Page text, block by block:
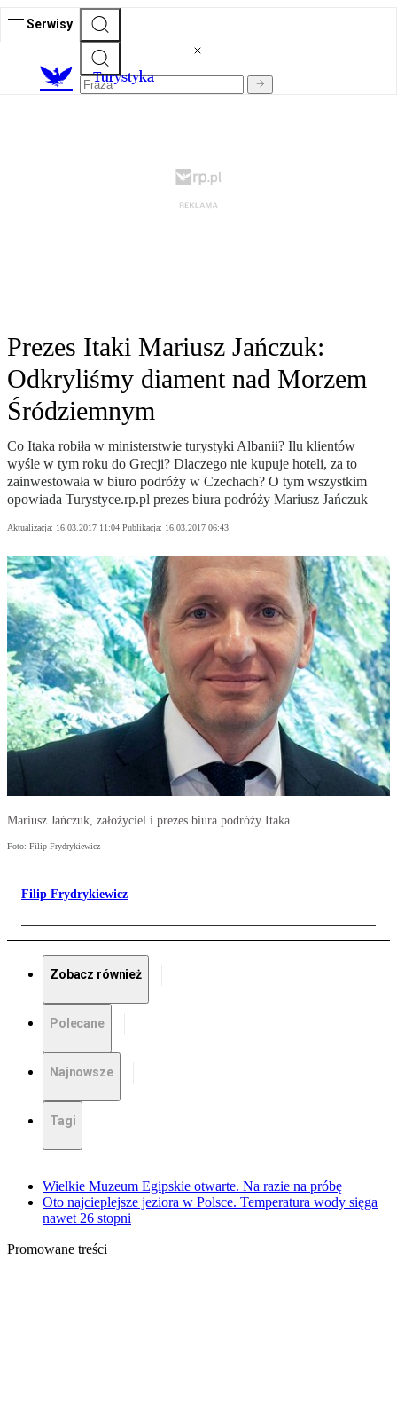
Serwisy
Turystyka
Prezes Itaki Mariusz Jańczuk:
Odkryliśmy diament nad Morzem
Śródziemnym
Co Itaka robiła w ministerstwie turystyki Albanii? Ilu klientów
wyśle w tym roku do Grecji? Dlaczego nie kupuje hoteli, za to
zainwestowała w biuro podróży w Czechach? O tym wszystkim
opowiada Turystyce.rp.pl prezes biura podróży Mariusz Jańczuk
Aktualizacja: 16.03.2017 11:04 Publikacja: 16.03.2017 06:43
Mariusz Jańczuk, założyciel i prezes biura podróży Itaka
Foto: Filip Frydrykiewicz
Filip Frydrykiewicz
Zobacz również
Polecane
Najnowsze
Tagi
Wielkie Muzeum Egipskie otwarte. Na razie na próbę
Oto najcieplejsze jeziora w Polsce. Temperatura wody sięga
nawet 26 stopni
Promowane treści